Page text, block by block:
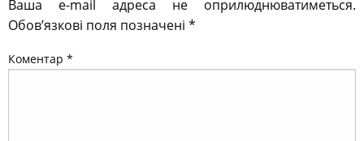
Ваша e-mail адреса не оприлюднюватиметься.
Обов’язкові поля позначені *
Коментар *